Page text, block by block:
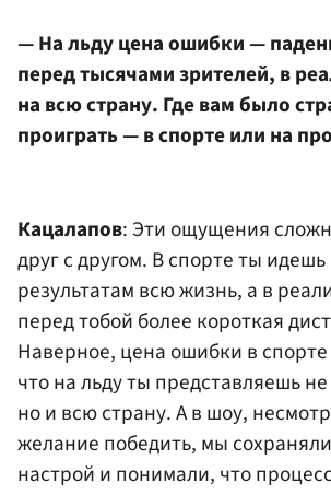
— На льду цена ошибки —
перед тысячами зрителей, в
на всю страну. Где вам было
проиграть — в спорте или на
Кацалапов: Эти ощущения
друг с другом. В спорте ты
результатам всю жизнь, а в
перед тобой более короткая
Наверное, цена ошибки в
что на льду ты представляешь
но и всю страну. А в шоу,
желание победить, мы
настрой и понимали, что